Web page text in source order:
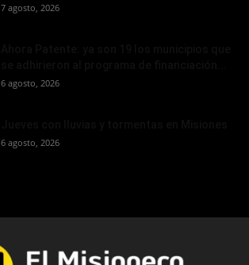
7 agosto, 2026
6 agosto, 2026
6 agosto, 2026